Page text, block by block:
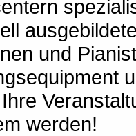
und
werden!